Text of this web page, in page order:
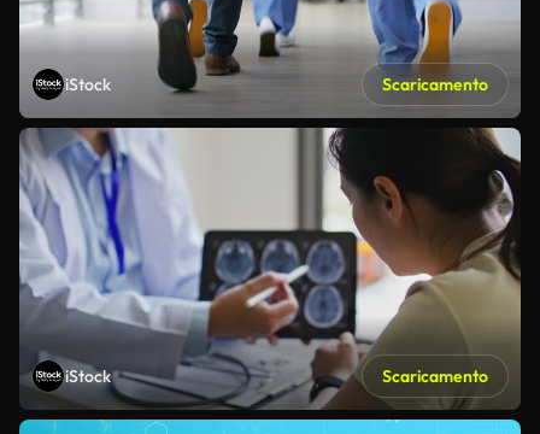
iStock Scaricamento
iStock Scaricamento